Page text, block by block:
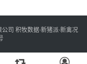
司 积牧数据·新猪派·新禽况